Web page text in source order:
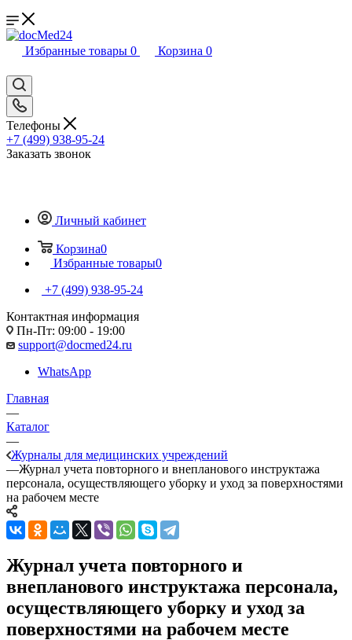
Избранные товары 0 Корзина 0
Телефоны
+7 (499) 938-95-24
Заказать звонок
Личный кабинет
Корзина0
Избранные товары0
+7 (499) 938-95-24
Контактная информация
Пн-Пт: 09:00 - 19:00
support@docmed24.ru
WhatsApp
Главная
—
Каталог
—
Журналы для медицинских учреждений
—Журнал учета повторного и внепланового инструктажа
персонала, осуществляющего уборку и уход за поверхностями
на рабочем месте
Журнал учета повторного и
внепланового инструктажа персонала,
осуществляющего уборку и уход за
поверхностями на рабочем месте